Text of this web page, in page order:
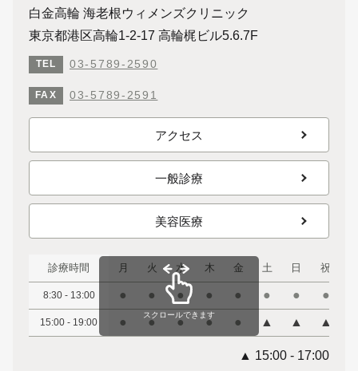
白金高輪 海老根ウィメンズクリニック
東京都港区高輪1-2-17 高輪梶ビル5.6.7F
TEL 03-5789-2590
FAX 03-5789-2591
アクセス
一般診療
美容医療
診療時間 月 火 水 木 金 土 日 祝
8:30 - 13:00 ● ● ● ● ● ● ● ●
15:00 - 19:00 ● ● ● ● ● ▲ ▲ ▲
スクロールできます
▲ 15:00 - 17:00